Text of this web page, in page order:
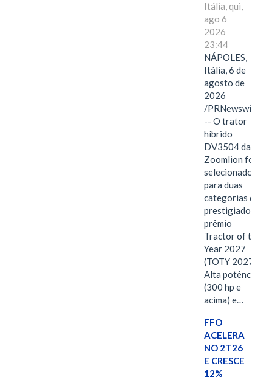
Itália, qui,
ago 6
2026
23:44
NÁPOLES,
Itália, 6 de
agosto de
2026
/PRNewswire/
-- O trator
híbrido
DV3504 da
Zoomlion foi
selecionado
para duas
categorias do
prestigiado
prêmio
Tractor of the
Year 2027
(TOTY 2027:
Alta potência
(300 hp e
acima) e…
FFO
ACELERA
NO 2T26
E CRESCE
12%